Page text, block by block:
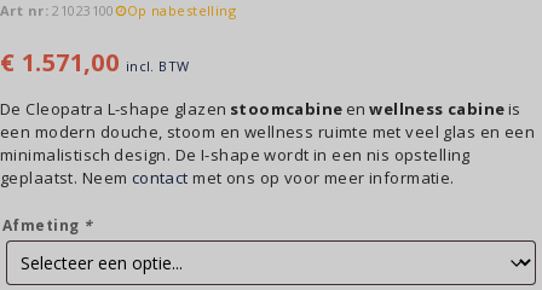
Art nr: 21023100 Op nabestelling
€ 1.571,00 incl. BTW
De Cleopatra L-shape glazen stoomcabine en wellness cabineis
een modern douche, stoom en wellness ruimte met veel glas en een
minimalistisch design. De I-shape wordt in een nis opstelling
geplaatst. Neem contact met ons op voor meer informatie.
Afmeting *